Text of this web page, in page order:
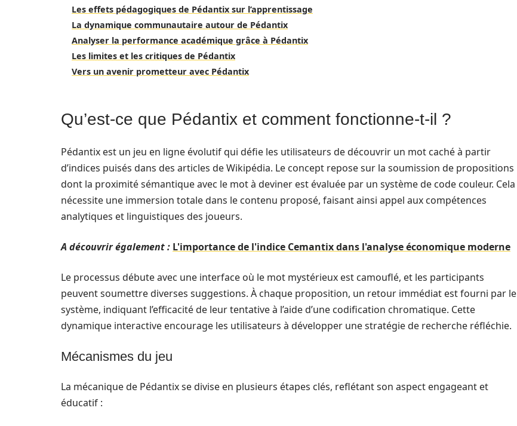
Les effets pédagogiques de Pédantix sur l’apprentissage
La dynamique communautaire autour de Pédantix
Analyser la performance académique grâce à Pédantix
Les limites et les critiques de Pédantix
Vers un avenir prometteur avec Pédantix
Qu’est-ce que Pédantix et comment fonctionne-t-il ?
Pédantix est un jeu en ligne évolutif qui défie les utilisateurs de découvrir un mot caché à partir
d’indices puisés dans des articles de Wikipédia. Le concept repose sur la soumission de propositions
dont la proximité sémantique avec le mot à deviner est évaluée par un système de code couleur. Cela
nécessite une immersion totale dans le contenu proposé, faisant ainsi appel aux compétences
analytiques et linguistiques des joueurs.
A découvrir également : L'importance de l'indice Cemantix dans l'analyse économique moderne
Le processus débute avec une interface où le mot mystérieux est camouflé, et les participants
peuvent soumettre diverses suggestions. À chaque proposition, un retour immédiat est fourni par le
système, indiquant l’efficacité de leur tentative à l’aide d’une codification chromatique. Cette
dynamique interactive encourage les utilisateurs à développer une stratégie de recherche réfléchie.
Mécanismes du jeu
La mécanique de Pédantix se divise en plusieurs étapes clés, reflétant son aspect engageant et
éducatif :